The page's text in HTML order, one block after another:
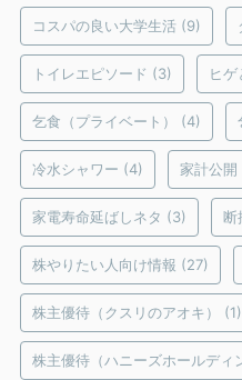
コスパの良い大学生活 (9)
トイレエピソード (3) ヒ
乞食（プライベート） (4)
冷水シャワー (4) 家計公開
家電寿命延ばしネタ (3) 断
株やりたい人向け情報 (27)
株主優待（クスリのアオキ） (1)
株主優待（ハニーズホールディ